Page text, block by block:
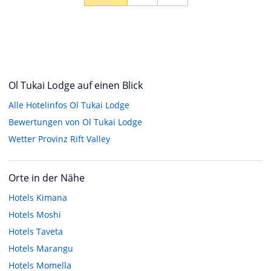
Ol Tukai Lodge auf einen Blick
Alle Hotelinfos Ol Tukai Lodge
Bewertungen von Ol Tukai Lodge
Wetter Provinz Rift Valley
Orte in der Nähe
Hotels Kimana
Hotels Moshi
Hotels Taveta
Hotels Marangu
Hotels Momella